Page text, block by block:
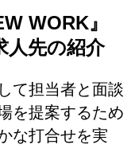
WORK』
人先の紹介
て担当者と面談
を提案するため
な打合せを実